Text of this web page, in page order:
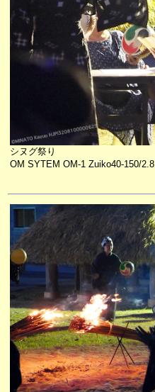
シヌグ祭り
OM SYTEM OM-1 Zuiko40-150/2.8